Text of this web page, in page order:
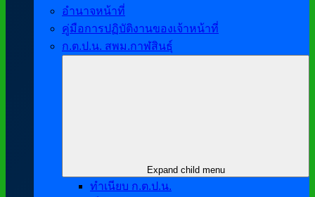
อำนาจหน้าที่
คู่มือการปฏิบัติงานของเจ้าหน้าที่
ก.ต.ป.น. สพม.กาฬสินธุ์
Expand child menu
ทำเนียบ ก.ต.ป.น.